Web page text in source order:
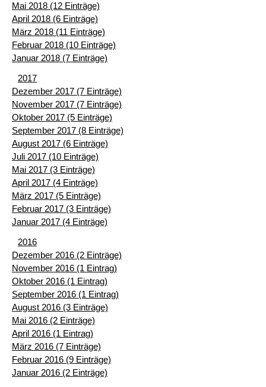
Mai 2018 (12 Einträge)
April 2018 (6 Einträge)
März 2018 (11 Einträge)
Februar 2018 (10 Einträge)
Januar 2018 (7 Einträge)
2017
Dezember 2017 (7 Einträge)
November 2017 (7 Einträge)
Oktober 2017 (5 Einträge)
September 2017 (8 Einträge)
August 2017 (6 Einträge)
Juli 2017 (10 Einträge)
Mai 2017 (3 Einträge)
April 2017 (4 Einträge)
März 2017 (5 Einträge)
Februar 2017 (3 Einträge)
Januar 2017 (4 Einträge)
2016
Dezember 2016 (2 Einträge)
November 2016 (1 Eintrag)
Oktober 2016 (1 Eintrag)
September 2016 (1 Eintrag)
August 2016 (3 Einträge)
Mai 2016 (2 Einträge)
April 2016 (1 Eintrag)
März 2016 (7 Einträge)
Februar 2016 (9 Einträge)
Januar 2016 (2 Einträge)